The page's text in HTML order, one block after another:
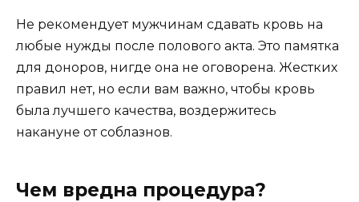
Не рекомендует мужчинам сдавать кровь на
любые нужды после полового акта. Это памятка
для доноров, нигде она не оговорена. Жестких
правил нет, но если вам важно, чтобы кровь
была лучшего качества, воздержитесь
накануне от соблазнов.
Чем вредна процедура?